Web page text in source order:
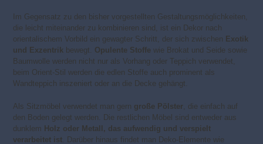
Im Gegensatz zu den bisher vorgestellten Gestaltungsmöglichkeiten,
die leicht miteinander zu kombinieren sind, ist ein Dekor nach
orientalischem Vorbild ein gewagter Schritt, der sich zwischen Exotik
und Exzentrik bewegt. Opulente Stoffe wie Brokat und Seide sowie
Baumwolle werden nicht nur als Vorhang oder Teppich verwendet,
beim Orient-Stil werden die edlen Stoffe auch prominent als
Wandteppich inszeniert oder an die Decke gehängt.
Als Sitzmöbel verwendet man gern große Pölster , die einfach auf
den Boden gelegt werden. Die restlichen Möbel sind entweder aus
dunklem Holz oder Metall, das aufwendig und verspielt
verarbeitet ist . Darüber hinaus findet man Deko-Elemente wie